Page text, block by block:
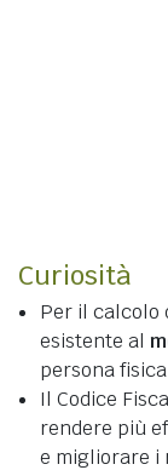
Curiosità
Per il calcolo
esistente al
persona
Il Codice
rendere più
e migliorare i